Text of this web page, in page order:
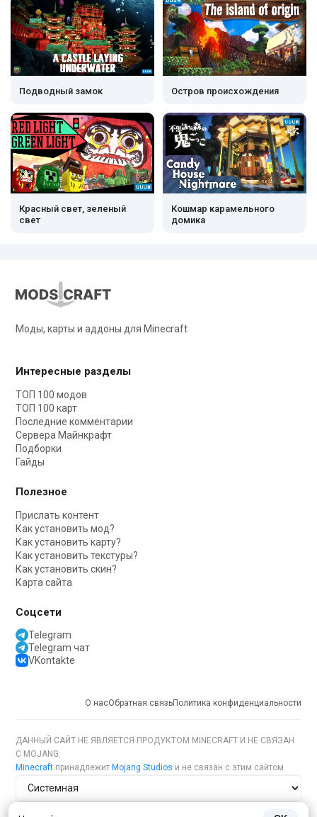
Подводный замок Остров происхождения
Красный свет, зеленый
свет
Кошмар карамельного
домика
Моды, карты и аддоны для Minecraft
Интересные разделы
ТОП 100 модов
ТОП 100 карт
Последние комментарии
Сервера Майнкрафт
Подборки
Гайды
Полезное
Прислать контент
Как установить мод?
Как установить карту?
Как установить текстуры?
Как установить скин?
Карта сайта
Соцсети
Telegram
Telegram чат
VKontakte
О насОбратная связьПолитика конфиденциальности
ДАННЫЙ САЙТ НЕ ЯВЛЯЕТСЯ ПРОДУКТОМ MINECRAFT И НЕ СВЯЗАН
С MOJANG.
Minecraft принадлежит Mojang Studios и не связан с этим сайтом
Тема сайта